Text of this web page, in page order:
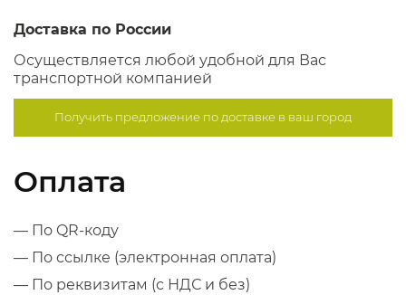
Доставка по России
Осуществляется любой удобной для Вас
транспортной компанией
Получить предложение подоставке в ваш город
Оплата
— По QR-коду
— По ссылке (электронная оплата)
— По реквизитам (с НДС и без)